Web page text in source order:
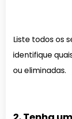
Liste todos os
identifique
ou eliminadas.